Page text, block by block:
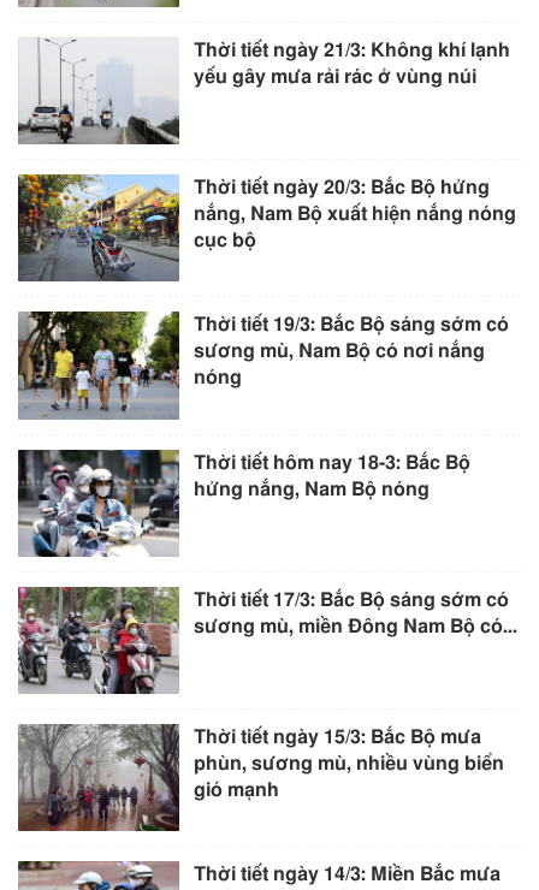
Thời tiết ngày 21/3: Không khí lạnh
yếu gây mưa rải rác ở vùng núi
Thời tiết ngày 20/3: Bắc Bộ hửng
nắng, Nam Bộ xuất hiện nắng nóng
cục bộ
Thời tiết 19/3: Bắc Bộ sáng sớm có
sương mù, Nam Bộ có nơi nắng
nóng
Thời tiết hôm nay 18-3: Bắc Bộ
hửng nắng, Nam Bộ nóng
Thời tiết 17/3: Bắc Bộ sáng sớm có
sương mù, miền Đông Nam Bộ có...
Thời tiết ngày 15/3: Bắc Bộ mưa
phùn, sương mù, nhiều vùng biển
gió mạnh
Thời tiết ngày 14/3: Miền Bắc mưa